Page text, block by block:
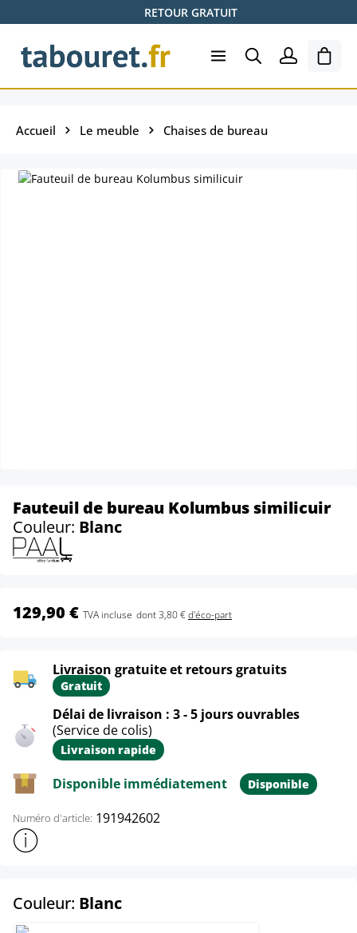
Passer au contenu principalRETOUR GRATUIT
Le
Accueil Le meuble Chaises de bureau
Fauteuil de bureau Kolumbus similicuir
Couleur: Blanc
129,90 € TVA incluse dont 3,80 €d'éco-part
Livraison gratuite et retours gratuits
Gratuit
Délai de livraison : 3 - 5 jours ouvrables
(Service de colis)
Livraison rapide
Disponible immédiatement Disponible
Numéro d'article: 191942602
Afficher plus d'informations sur le produit
Couleur: Blancselect